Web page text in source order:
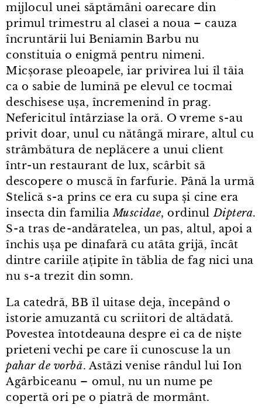
mijlocul unei săptămâni oarecare din
primul trimestru al clasei a noua – cauza
încruntării lui Beniamin Barbu nu
constituia o enigmă pentru nimeni.
Micșorase pleoapele, iar privirea lui îl tăia
ca o sabie de lumină pe elevul ce tocmai
deschisese ușa, încremenind în prag.
Nefericitul întârziase la oră. O vreme s⁠-⁠au
privit doar, unul cu nătângă mirare, altul cu
strâmbătura de neplăcere a unui client
într⁠-⁠un restaurant de lux, scârbit să
descopere o muscă în farfurie. Până la urmă
Stelică s⁠-⁠a prins ce era cu supa și cine era
insecta din familiaMuscidae, ordinulDiptera.
S⁠-⁠a tras de⁠-⁠andăratelea, un pas, altul, apoi a
închis ușa pe dinafară cu atâta grijă, încât
dintre cariile ațipite în tăblia de fag nici una
nu s⁠-⁠a trezit din somn.
La catedră, BB îl uitase deja, începând o
istorie amuzantă cu scriitori de altădată.
Povestea întotdeauna despre ei ca de niște
prieteni vechi pe care îi cunoscuse la un
pahar de vorbă. Astăzi venise rândul lui Ion
Agârbiceanu – omul, nu un nume pe
copertă ori pe o piatră de mormânt.